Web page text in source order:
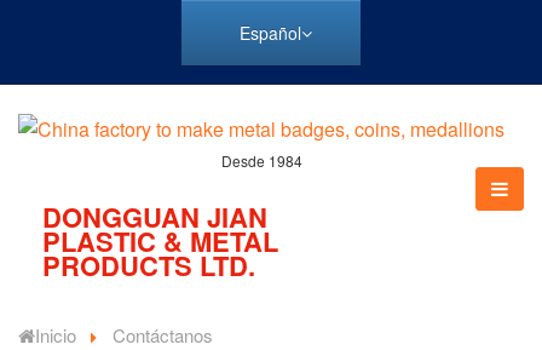
Español
Desde 1984
DONGGUAN JIAN
PLASTIC & METAL
PRODUCTS LTD.
Inicio Contáctanos